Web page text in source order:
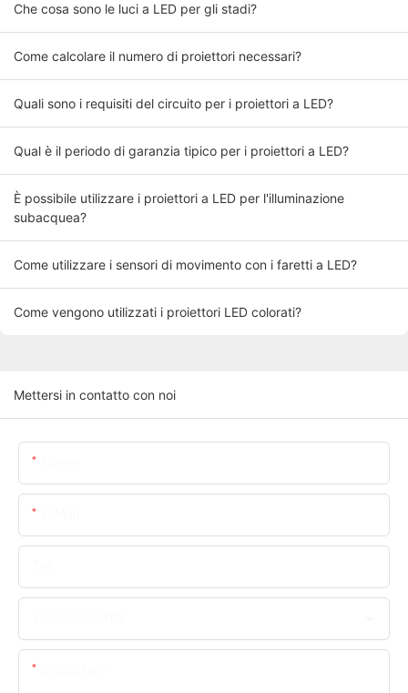
Che cosa sono le luci a LED per gli stadi?
Come calcolare il numero di proiettori necessari?
Quali sono i requisiti del circuito per i proiettori a LED?
Qual è il periodo di garanzia tipico per i proiettori a LED?
È possibile utilizzare i proiettori a LED per l'illuminazione
subacquea?
Come utilizzare i sensori di movimento con i faretti a LED?
Come vengono utilizzati i proiettori LED colorati?
Mettersi in contatto con noi